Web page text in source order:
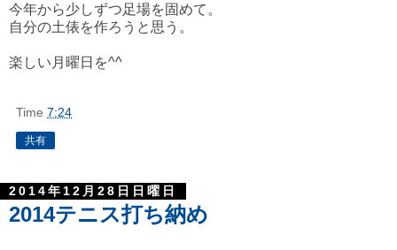
今年から少しずつ足場を固めて。
自分の土俵を作ろうと思う。
楽しい月曜日を^^
Time 7:24
共有
2014年12月28日日曜日
2014テニス打ち納め